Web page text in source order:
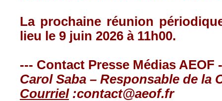
La prochaine réunion
lieu le 9 juin 2026 à 11h00.
--- Contact Presse Médias AEOF
Carol Saba – Responsable de la
Courriel:contact@aeof.fr